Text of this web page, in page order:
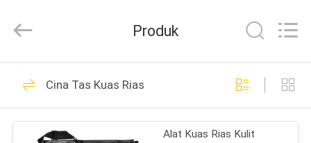
RUMAH
PRODUK
Reserved.
Kuas Rias Mewah
99
Produk
Cina Tas Kuas Rias
Alat Kuas Rias Kulit